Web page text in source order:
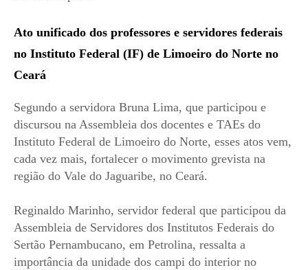
Ato unificado dos professores e servidores federais
no Instituto Federal (IF) de Limoeiro do Norte no
Ceará
Segundo a servidora Bruna Lima, que participou e
discursou na Assembleia dos docentes e TAEs do
Instituto Federal de Limoeiro do Norte, esses atos vem,
cada vez mais, fortalecer o movimento grevista na
região do Vale do Jaguaribe, no Ceará.
Reginaldo Marinho, servidor federal que participou da
Assembleia de Servidores dos Institutos Federais do
Sertão Pernambucano, em Petrolina, ressalta a
importância da unidade dos campi do interior no